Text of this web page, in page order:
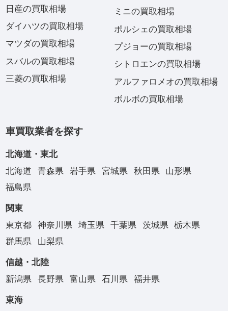
日産の買取相場
ダイハツの買取相場
マツダの買取相場
スバルの買取相場
三菱の買取相場
ミニの買取相場
ポルシェの買取相場
プジョーの買取相場
シトロエンの買取相場
アルファロメオの買取相場
ボルボの買取相場
車買取業者を探す
北海道・東北
北海道
青森県 岩手県 宮城県 秋田県
山形県
福島県
関東
東京都
神奈川県 埼玉県 千葉県 茨城県
栃木県
群馬県
山梨県
信越・北陸
新潟県
長野県 富山県 石川県 福井県
東海